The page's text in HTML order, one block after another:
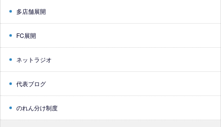
多店舗展開
FC展開
ネットラジオ
代表ブログ
のれん分け制度